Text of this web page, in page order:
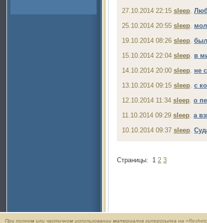
27.10.2014 22:15 sleep.
25.10.2014 20:55 sleep.
19.10.2014 08:26 sleep.
15.10.2014 22:04 sleep. в
14.10.2014 20:00 sleep. не
13.10.2014 09:15 sleep. с
12.10.2014 11:34 sleep. о
11.10.2014 09:29 sleep. а
10.10.2014 09:37 sleep.
Страницы: 1 2 3
При полном или частичном использовании материалов гиперссылка на